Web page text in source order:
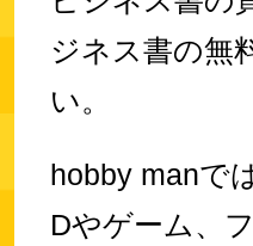
ジネス書の無
い。
hobby manで
Dやゲーム、